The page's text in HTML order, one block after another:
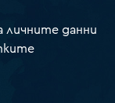
личните данни